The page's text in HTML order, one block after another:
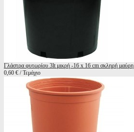
Γλάστρα φυτωρίου 3lt μικρή -16 x 16 cm σκληρή μαύρη
0,60 € / Τεμάχιο